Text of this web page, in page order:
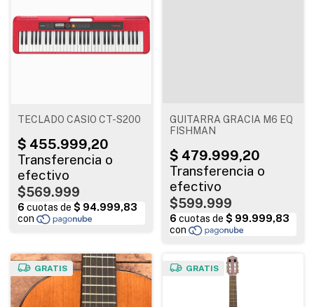
TECLADO CASIO CT-S200
$569.999
GUITARRA GRACIA M6 EQ
FISHMAN
$599.999
GRATIS GRATIS